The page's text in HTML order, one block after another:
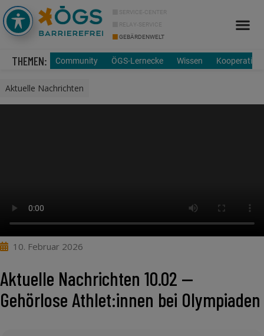
SERVICE-CENTER
RELAY-SERVICE
GEBÄRDENWELT
THEMEN: Community ÖGS-Lernecke Wissen
Aktuelle Nachrichten
10. Februar 2026
Aktuelle Nachrichten 10.02 —
Gehörlose Athlet:innen bei Olympiaden